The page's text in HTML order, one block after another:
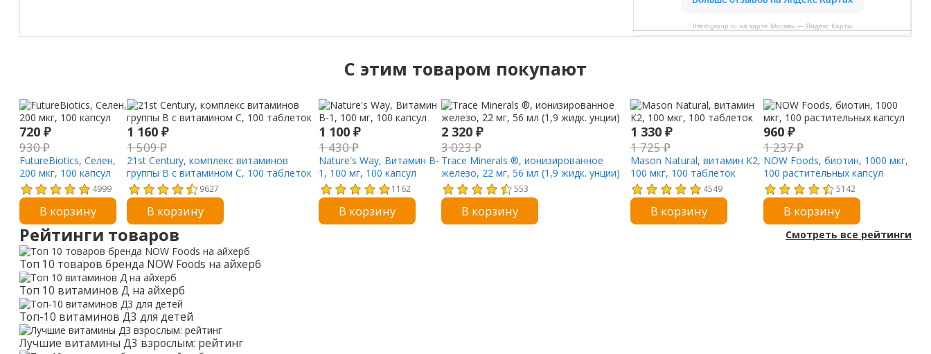
IHerbgroup.ru на карте Москвы — Яндекс Карты
C этим товаром покупают
720 ₽
930₽
FutureBiotics, Селен,
200 мкг, 100 капсул
4999
В корзину
1 160₽
1 509₽
21st Century, комплекс витаминов
группы B с витамином C, 100 таблеток
9627
В корзину
1 100₽
1 430₽
Nature's Way, Витамин B-
1, 100 мг, 100 капсул
1162
В корзину
2 320 ₽
3 023₽
Trace Minerals ®, ионизированное
железо, 22 мг, 56 мл (1,9 жидк. унции)
553
В корзину
1 330 ₽
1 725₽
Mason Natural, витамин К2,
100 мкг, 100 таблеток
4549
В корзину
960 ₽
1 237₽
NOW Foods, биотин, 1000 мкг,
100 растительных капсул
5142
В корзину
Рейтинги товаров Смотреть все рейтинги
Топ 10 товаров бренда NOW Foods на айхерб
Топ 10 витаминов Д на айхерб
Топ-10 витаминов Д3 для детей
Лучшие витамины Д3 взрослым: рейтинг